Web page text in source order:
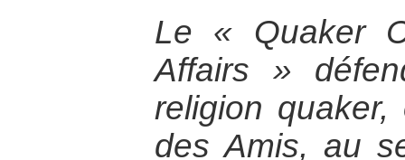
Le « Quaker
Affairs »
religion
des Amis, au